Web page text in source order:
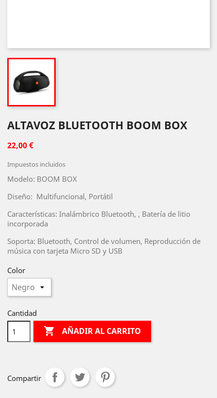
ALTAVOZ BLUETOOTH BOOM BOX
22,00 €
Impuestos incluidos
Modelo: BOOM BOX
Diseño: Multifuncional, Portátil
Características: Inalámbrico Bluetooth, , Batería de litio
incorporada
Soporta: Bluetooth, Control de volumen, Reproducción de
música con tarjeta Micro SD y USB
Color
Cantidad
 AÑADIR AL CARRITO
Compartir